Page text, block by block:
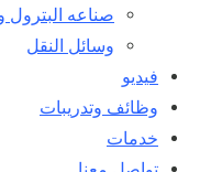
صناعه البترول
وسائل النقل
فيديو
وظائف وتدريبات
خدمات